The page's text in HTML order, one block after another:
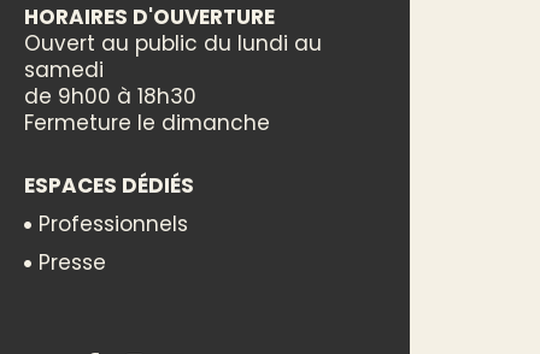
HORAIRES D'OUVERTURE
Ouvert au public du lundi au
samedi
de 9h00 à 18h30
Fermeture le dimanche
ESPACES DÉDIÉS
Professionnels
Presse